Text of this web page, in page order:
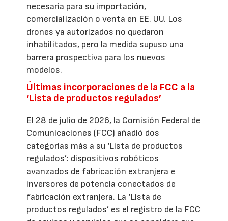
necesaria para su importación,
comercialización o venta en EE. UU. Los
drones ya autorizados no quedaron
inhabilitados, pero la medida supuso una
barrera prospectiva para los nuevos
modelos.
Últimas incorporaciones de la FCC a la
‘Lista de productos regulados’
El 28 de julio de 2026, la Comisión Federal de
Comunicaciones (FCC) añadió dos
categorías más a su ‘Lista de productos
regulados’: dispositivos robóticos
avanzados de fabricación extranjera e
inversores de potencia conectados de
fabricación extranjera. La ‘Lista de
productos regulados’ es el registro de la FCC